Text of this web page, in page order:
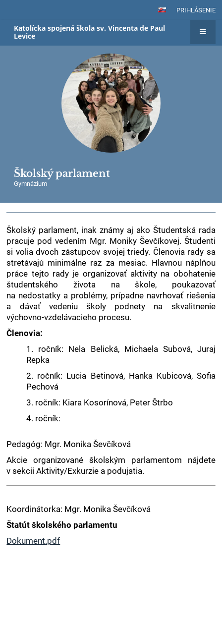
PRIHLÁSENIE
Katolícka spojená škola sv. Vincenta de Paul
Levice
Školský parlament
Gymnázium
Školský parlament, inak známy aj ako Študentská rada
pracuje pod vedením Mgr. Moniky Ševčíkovej. Študenti
si volia dvoch zástupcov svojej triedy. Členovia rady sa
stretávajú minimálne raz za mesiac. Hlavnou náplňou
práce tejto rady je organizovať aktivity na obohatenie
študentského života na škole, poukazovať
na nedostatky a problémy, prípadne navrhovať riešenia
a dávať vedeniu školy podnety na skvalitnenie
výchovno-vzdelávacieho procesu.
Členovia:
1. ročník: Nela Belická, Michaela Subová, Juraj
Repka
2. ročník: Lucia Betinová, Hanka Kubicová, Sofia
Pechová
3. ročník: Kiara Kosorínová, Peter Štrbo
4. ročník:
Pedagóg: Mgr. Monika Ševčíková
Akcie organizované školským parlamentom nájdete
v sekcii Aktivity/Exkurzie a podujatia.
Koordinátorka: Mgr. Monika Ševčíková
Štatút školského parlamentu
Dokument.pdf